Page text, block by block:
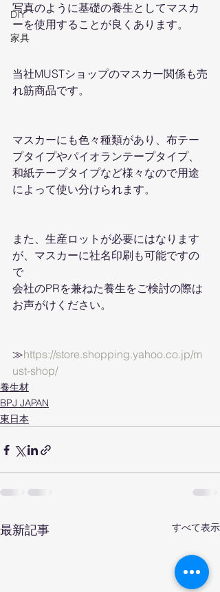
DIY
家具
写真のように基礎の養生としてマスカ
ーを使用することが良くあります。
当社MUSTショップのマスカー関係も売
れ筋商品です。
マスカーにも色々種類があり、布テー
プタイプやパイオランテープタイプ、
和紙テープタイプなど様々なので用途
によって使い分けられます。
また、生産ロットが必要にはなります
が、マスカーに社名印刷も可能ですの
で
会社のPRを兼ねた養生をご検討の際は
お声がけください。
≫https://store.shopping.yahoo.co.jp/m
ust-shop/
養生材
BPJ JAPAN
東日本
最新記事 すべて表示